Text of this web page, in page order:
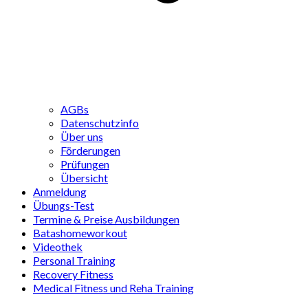
AGBs
Datenschutzinfo
Über uns
Förderungen
Prüfungen
Übersicht
Anmeldung
Übungs-Test
Termine & Preise Ausbildungen
Batashomeworkout
Videothek
Personal Training
Recovery Fitness
Medical Fitness und Reha Training